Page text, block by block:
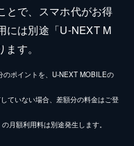
とで、スマホ代がお得
には別途「U-NEXT M
す。
ポイントを、U-NEXT MOBILEの
ていない場合、差額分の料金はご登
月額利用料は別途発生します。